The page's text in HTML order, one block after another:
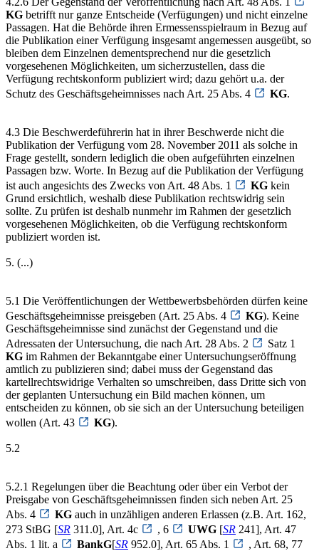
KG betrifft nur ganze Entscheide (Verfügungen) und nicht einzelne
Passagen. Hat die Behörde ihren Ermessensspielraum in Bezug auf
die Publikation einer Verfügung insgesamt angemessen ausgeübt, so
bleiben dem Einzelnen dementsprechend nur die gesetzlich
vorgesehenen Möglichkeiten, um sicherzustellen, dass die
Verfügung rechtskonform publiziert wird; dazu gehört u.a. der
Schutz des Geschäftsgeheimnisses nach Art. 25 Abs. 4
KG.
4.3 Die Beschwerdeführerin hat in ihrer Beschwerde nicht die
Publikation der Verfügung vom 28. November 2011 als solche in
Frage gestellt, sondern lediglich die oben aufgeführten einzelnen
Passagen bzw. Worte. In Bezug auf die Publikation der Verfügung
ist auch angesichts des Zwecks von Art. 48 Abs. 1
KG kein
Grund ersichtlich, weshalb diese Publikation rechtswidrig sein
sollte. Zu prüfen ist deshalb nunmehr im Rahmen der gesetzlich
vorgesehenen Möglichkeiten, ob die Verfügung rechtskonform
publiziert worden ist.
5. (...)
5.1 Die Veröffentlichungen der Wettbewerbsbehörden dürfen keine
Geschäftsgeheimnisse preisgeben (Art. 25 Abs. 4
KG). Keine
Geschäftsgeheimnisse sind zunächst der Gegenstand und die
Adressaten der Untersuchung, die nach Art. 28 Abs. 2
Satz 1
KG im Rahmen der Bekanntgabe einer Untersuchungseröffnung
amtlich zu publizieren sind; dabei muss der Gegenstand das
kartellrechtswidrige Verhalten so umschreiben, dass Dritte sich von
der geplanten Untersuchung ein Bild machen können, um
entscheiden zu können, ob sie sich an der Untersuchung beteiligen
wollen (Art. 43
KG).
5.2
5.2.1 Regelungen über die Beachtung oder über ein Verbot der
Preisgabe von Geschäftsgeheimnissen finden sich neben Art. 25
Abs. 4
KG auch in unzähligen anderen Erlassen (z.B. Art. 162,
273 StBG [SR 311.0], Art. 4c , 6 UWG [SR 241], Art. 47
Abs. 1 lit. a
BankG[SR 952.0], Art. 65 Abs. 1
, Art. 68, 77